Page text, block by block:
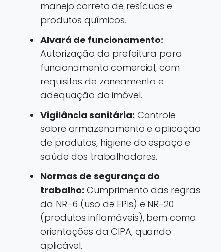
manejo correto de resíduos e
produtos químicos.
Alvará de funcionamento:
Autorização da prefeitura para
funcionamento comercial, com
requisitos de zoneamento e
adequação do imóvel.
Vigilância sanitária: Controle
sobre armazenamento e aplicação
de produtos, higiene do espaço e
saúde dos trabalhadores.
Normas de segurança do
trabalho: Cumprimento das regras
da NR-6 (uso de EPIs) e NR-20
(produtos inflamáveis), bem como
orientações da CIPA, quando
aplicável.